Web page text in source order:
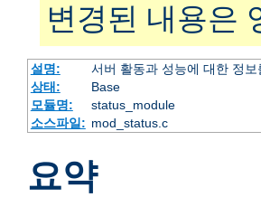
변경된 내용은
설명:
서버 활동과 성능에 대한 정보
상태:
Base
모듈명:
status_module
소스파일: mod_status.c
요약